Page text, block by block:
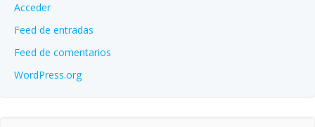
Acceder
Feed de entradas
Feed de comentarios
WordPress.org